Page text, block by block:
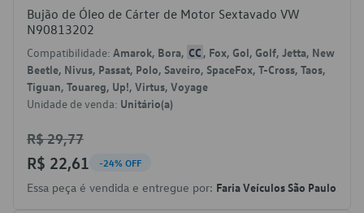
Bujão de Óleo de Cárter de Motor Sextavado VW
N90813202
Compatibilidade: Amarok, Bora, CC , Fox, Gol, Golf, Jetta, New
Beetle, Nivus, Passat, Polo, Saveiro, SpaceFox, T-Cross, Taos,
Tiguan, Touareg, Up!, Virtus, Voyage
Unidade de venda: Unitário(a)
R$ 29,77
R$ 22,61 -24% OFF
Essa peça é vendida e entregue por: Faria Veículos São Paulo